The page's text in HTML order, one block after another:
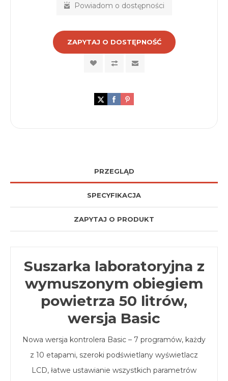
Powiadom o dostępności
ZAPYTAJ O DOSTĘPNOŚĆ
PRZEGLĄD
SPECYFIKACJA
ZAPYTAJ O PRODUKT
Suszarka laboratoryjna z
wymuszonym obiegiem
powietrza 50 litrów,
wersja Basic
Nowa wersja kontrolera Basic – 7 programów, każdy
z 10 etapami, szeroki podświetlany wyświetlacz
LCD, łatwe ustawianie wszystkich parametrów